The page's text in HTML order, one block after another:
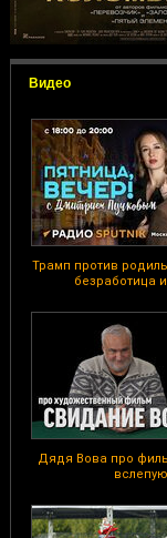
Видео
Трамп против
безработица
Дядя Вова про